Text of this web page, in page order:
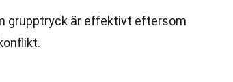
grupptryck är effektivt eftersom